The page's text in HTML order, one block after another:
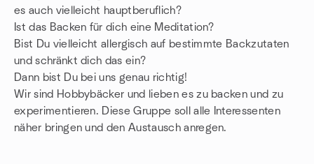
es auch vielleicht hauptberuflich?
Ist das Backen für dich eine Meditation?
Bist Du vielleicht allergisch auf bestimmte Backzutaten
und schränkt dich das ein?
Dann bist Du bei uns genau richtig!
Wir sind Hobbybäcker und lieben es zu backen und zu
experimentieren. Diese Gruppe soll alle Interessenten
näher bringen und den Austausch anregen.